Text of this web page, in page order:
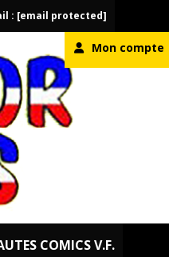
: [email protected]
Mon compte
COMICS V.F.